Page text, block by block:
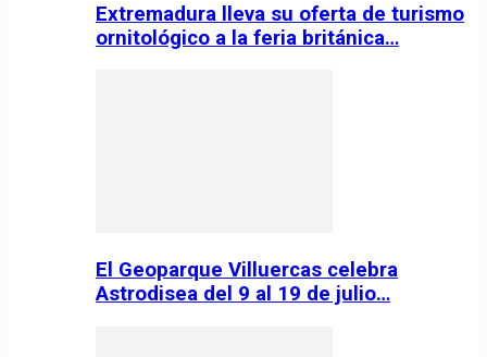
Extremadura lleva su oferta de turismo
ornitológico a la feria británica…
El Geoparque Villuercas celebra
Astrodisea del 9 al 19 de julio…